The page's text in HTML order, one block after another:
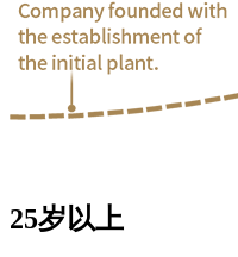
25岁以上